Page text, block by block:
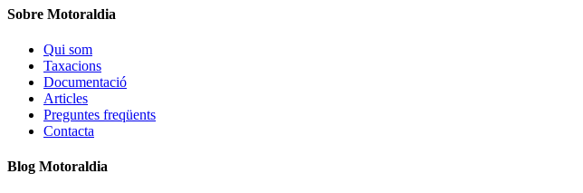
Sobre Motoraldia
Qui som
Taxacions
Documentació
Articles
Preguntes freqüents
Contacta
Blog Motoraldia